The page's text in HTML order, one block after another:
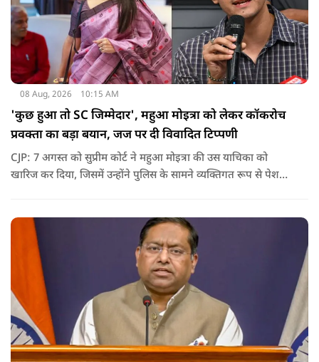
08 Aug, 2026 10:15 AM
'कुछ हुआ तो SC जिम्मेदार', महुआ मोइत्रा को लेकर कॉकरोच
प्रवक्ता का बड़ा बयान, जज पर दी विवादित टिप्पणी
CJP: 7 अगस्त को सुप्रीम कोर्ट ने महुआ मोइत्रा की उस याचिका को
खारिज कर दिया, जिसमें उन्होंने पुलिस के सामने व्यक्तिगत रूप से पेश
केंद्र बन गई है.